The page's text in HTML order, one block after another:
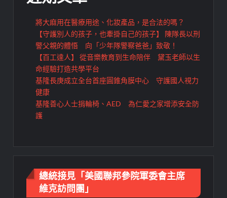
將大麻用在醫療用途、化妝產品，是合法的嗎？
【守護別人的孩子，也牽掛自己的孩子】 陳隊長以刑
警父親的體悟 向「少年隊警察爸爸」致敬！
【百工達人】 從音樂教育到生命陪伴 黛玉老師以生
命經驗打造共學平台
基隆長庚成立全台首座圓錐角膜中心 守護國人視力
健康
基隆善心人士捐輪椅、AED 為仁愛之家增添安全防
護
總統接見「美國聯邦參院軍委會主席
維克訪問團」